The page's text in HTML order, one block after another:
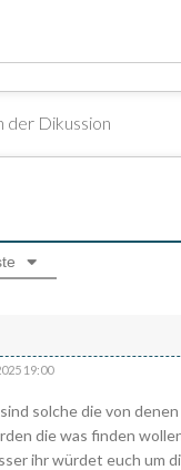
19:00
solche die von denen
die was finden
ihr würdet euch um